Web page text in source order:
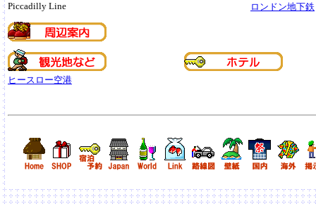
Piccadilly Line ロンドン地下鉄
ヒースロー空港